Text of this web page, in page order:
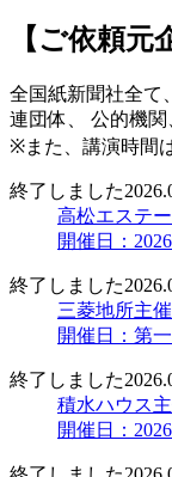
【ご依頼元
全国紙新聞社全て
連団体、 公的機関
※また、講演時間
終了しました
高松エステ
開催日：
終了しました
三菱地所主
開催日：第
終了しました
積水ハウス
開催日：